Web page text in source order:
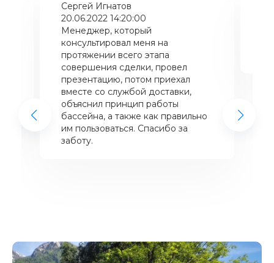
Сергей Игнатов
20.06.2022 14:20:00
Менеджер, который
консультировал меня на
протяжении всего этапа
совершения сделки, провел
презентацию, потом приехал
вместе со службой доставки,
объяснил принцип работы
бассейна, а также как правильно
им пользоваться. Спасибо за
заботу.